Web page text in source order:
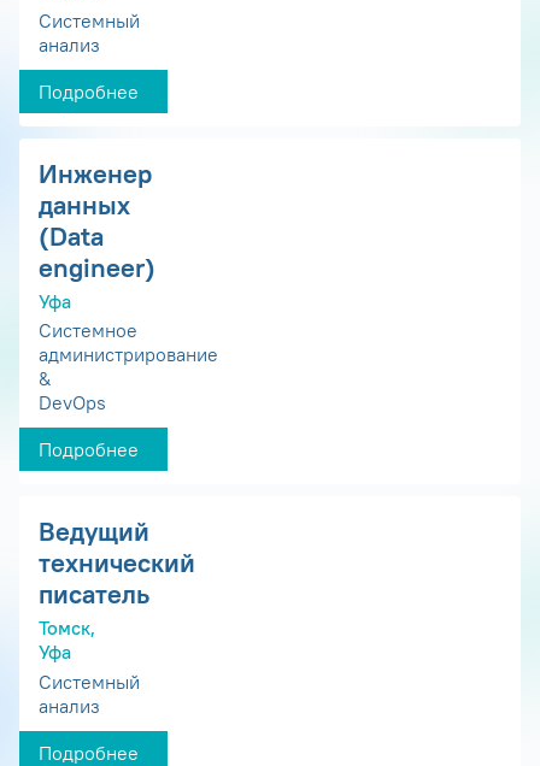
Системный
анализ
Подробнее
Инженер
данных
(Data
engineer)
Уфа
Системное
администрирование
&
DevOps
Подробнее
Ведущий
технический
писатель
Томск,
Уфа
Системный
анализ
Подробнее